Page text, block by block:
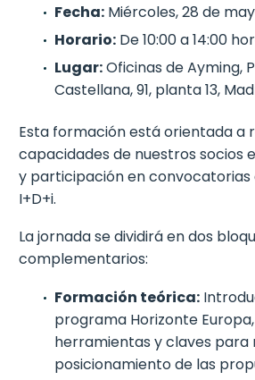
Fecha: Miércoles, 28 de
Horario: De 10:00 a 14:00
Lugar:Oficinas de Ayming,
Castellana, 91, planta 13,
Esta formación está orientada a
capacidades de nuestros socios
y participación en convocatorias
I+D+i.
La jornada se dividirá en dos
complementarios:
Formación teórica:
programa Horizonte
herramientas y claves para
posicionamiento de las